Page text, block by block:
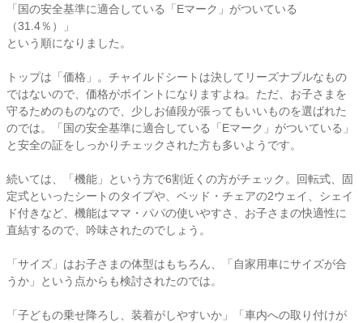
「国の安全基準に適合している「Eマーク」がついている
（31.4％）」
という順になりました。
トップは「価格」。チャイルドシートは決してリーズナブルなもの
ではないので、価格がポイントになりますよね。ただ、お子さまを
守るためのものなので、少しお値段が張ってもいいものを選ばれた
のでは。「国の安全基準に適合している「Eマーク」がついている」
と安全の証をしっかりチェックされた方も多いようです。
続いては、「機能」という方で6割近くの方がチェック。回転式、固
定式といったシートのタイプや、ベッド・チェアの2ウェイ、シェイ
ド付きなど、機能はママ・パパの使いやすさ、お子さまの快適性に
直結するので、吟味されたのでしょう。
「サイズ」はお子さまの体型はもちろん、「自家用車にサイズが合
うか」という点からも検討されたのでは。
「子どもの乗せ降ろし、装着がしやすいか」「車内への取り付けが